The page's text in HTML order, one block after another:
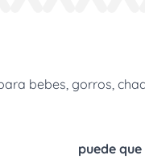
bebes, gorros,
puede